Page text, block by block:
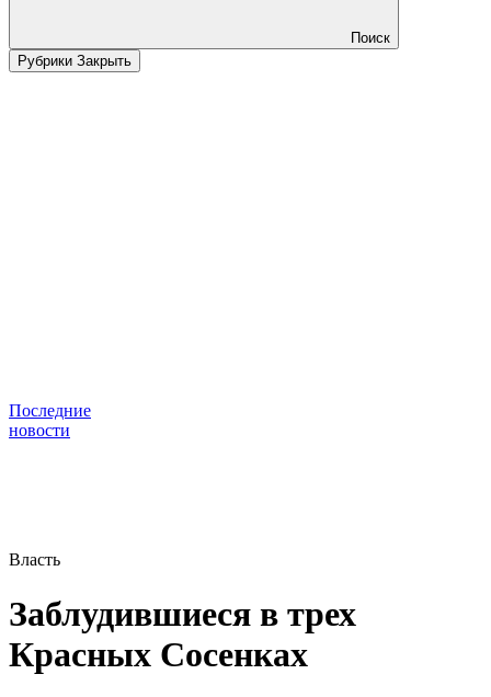
Поиск
Рубрики Закрыть
Последние
новости
Власть
Заблудившиеся в трех
Красных Сосенках